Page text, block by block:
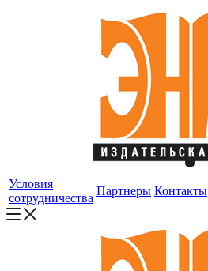
Условия
сотрудничества
Партнеры Контакты